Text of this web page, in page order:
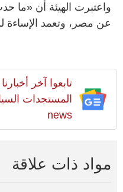
واعتبرت الهيئة أن «ما
عن مصر، وتعمد الإساءة
تابعوا آخر
news
مواد ذات علاقة